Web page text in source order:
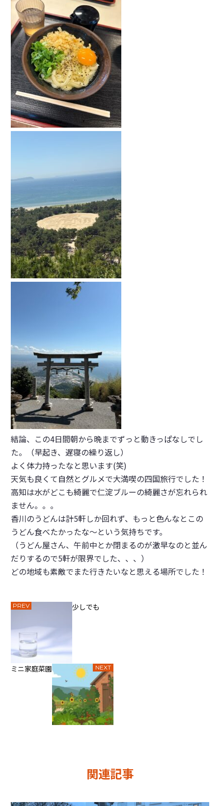
結論、この4日間朝から晩までずっと動きっぱなしでし
た。（早起き、遅寝の繰り返し）
よく体力持ったなと思います(笑)
天気も良くて自然とグルメで大満喫の四国旅行でした！
高知は水がどこも綺麗で仁淀ブルーの綺麗さが忘れられ
ません。。。
香川のうどんは計5軒しか回れず、もっと色んなとこの
うどん食べたかったな〜という気持ちです。
（うどん屋さん、午前中とか閉まるのが激早なのと並ん
だりするので5軒が限界でした、、、）
どの地域も素敵でまた行きたいなと思える場所でした！
PREV 少しでも
NEXT
ミニ家庭菜園
関連記事